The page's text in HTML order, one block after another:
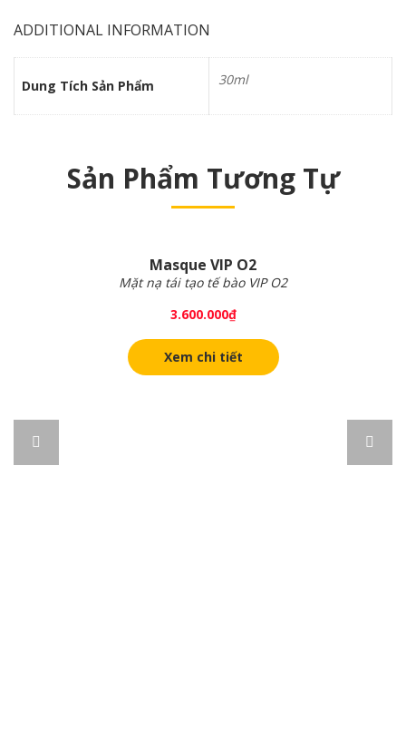
ADDITIONAL INFORMATION
Dung Tích Sản Phẩm 30ml
Sản Phẩm Tương Tự
Masque VIP O2
Mặt nạ tái tạo tế bào VIP O2
3.600.000₫
Xem chi tiết